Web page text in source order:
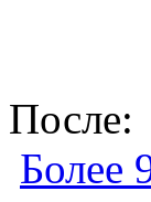
После:
Более